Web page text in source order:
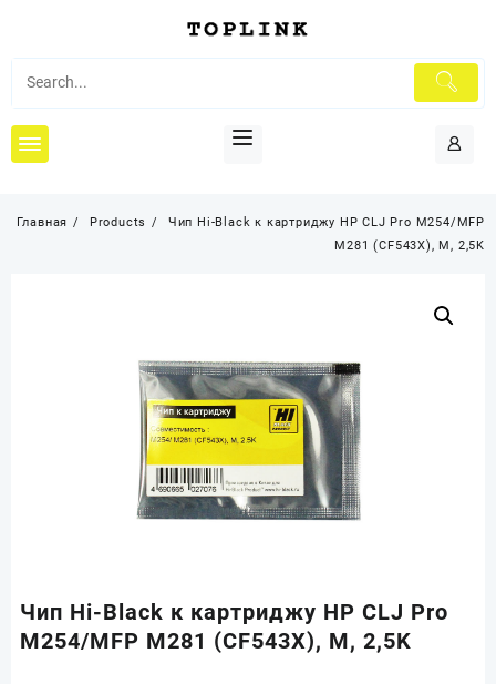
содержимому
Главная Products
Чип Hi-Black к картриджу HP CLJ Pro M254/MFP
M281 (CF543X), M, 2,5K
Чип Hi-Black к картриджу HP CLJ Pro
M254/MFP M281 (CF543X), M, 2,5K